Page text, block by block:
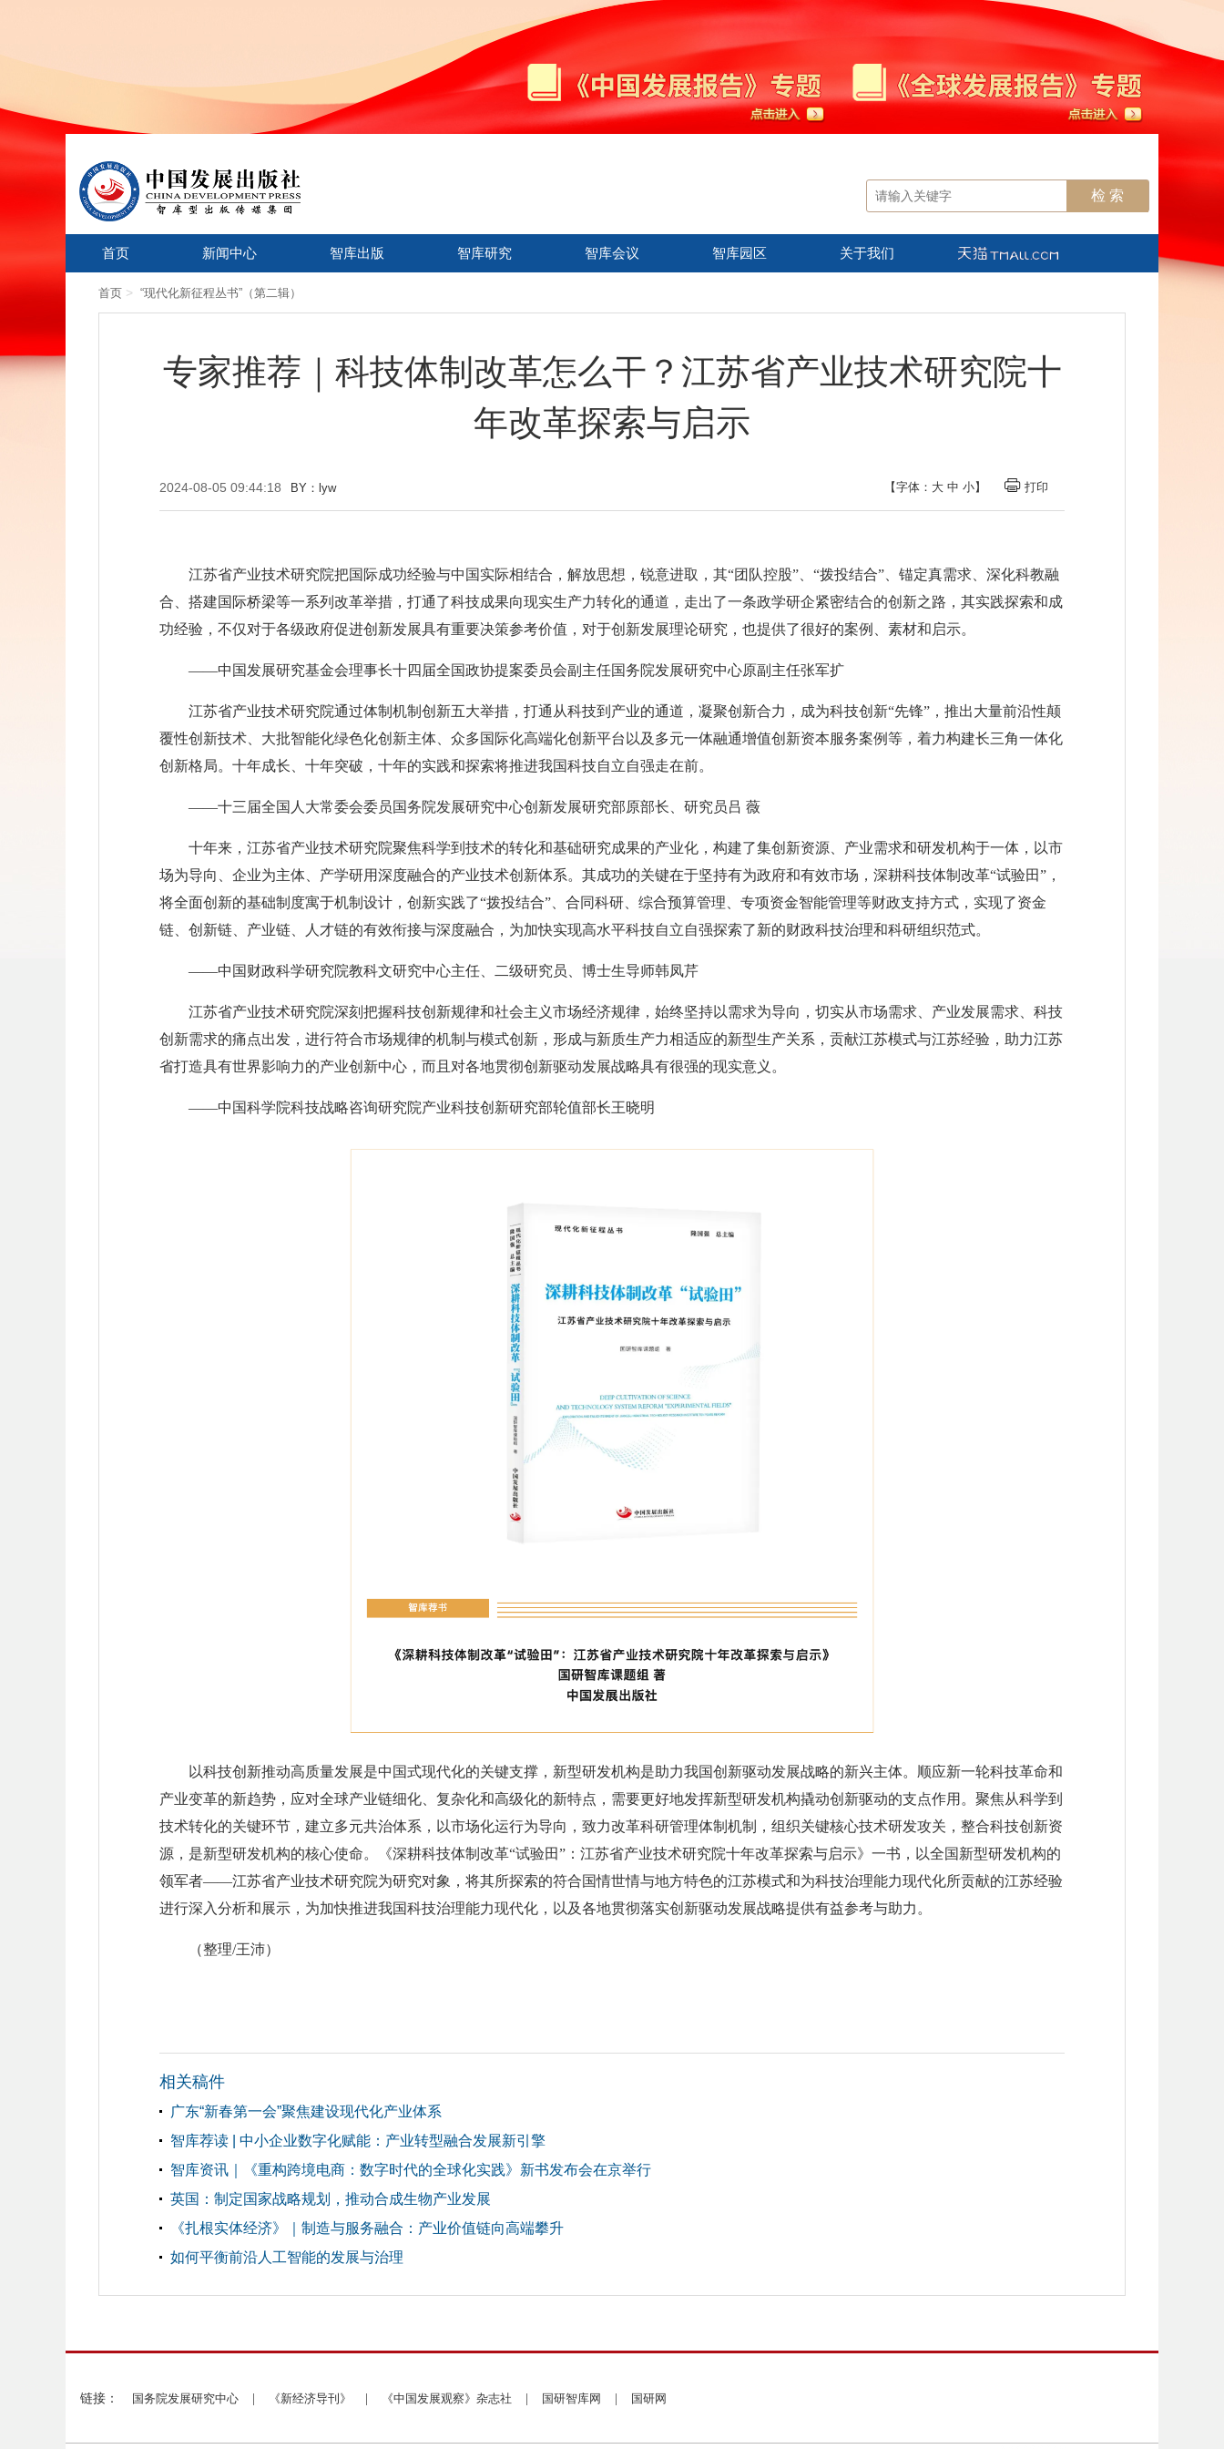
首页 新闻中心 智库出版 智库研究 智库会议 智库园区 关于我们
首页 > “现代化新征程丛书”（第二辑）
专家推荐｜科技体制改革怎么干？江苏省产业技术研究院十
年改革探索与启示
2024-08-05 09:44:18 BY：lyw 【字体： 大 中 小】 打印
江苏省产业技术研究院把国际成功经验与中国实际相结合，解放思想，锐意进取，其“团队控股”、“拨投结合”、锚定真需求、深化科教融
合、搭建国际桥梁等一系列改革举措，打通了科技成果向现实生产力转化的通道，走出了一条政学研企紧密结合的创新之路，其实践探索和成
功经验，不仅对于各级政府促进创新发展具有重要决策参考价值，对于创新发展理论研究，也提供了很好的案例、素材和启示。
——中国发展研究基金会理事长十四届全国政协提案委员会副主任国务院发展研究中心原副主任张军扩
江苏省产业技术研究院通过体制机制创新五大举措，打通从科技到产业的通道，凝聚创新合力，成为科技创新“先锋”，推出大量前沿性颠
覆性创新技术、大批智能化绿色化创新主体、众多国际化高端化创新平台以及多元一体融通增值创新资本服务案例等，着力构建长三角一体化
创新格局。十年成长、十年突破，十年的实践和探索将推进我国科技自立自强走在前。
——十三届全国人大常委会委员国务院发展研究中心创新发展研究部原部长、研究员吕 薇
十年来，江苏省产业技术研究院聚焦科学到技术的转化和基础研究成果的产业化，构建了集创新资源、产业需求和研发机构于一体，以市
场为导向、企业为主体、产学研用深度融合的产业技术创新体系。其成功的关键在于坚持有为政府和有效市场，深耕科技体制改革“试验田”，
将全面创新的基础制度寓于机制设计，创新实践了“拨投结合”、合同科研、综合预算管理、专项资金智能管理等财政支持方式，实现了资金
链、创新链、产业链、人才链的有效衔接与深度融合，为加快实现高水平科技自立自强探索了新的财政科技治理和科研组织范式。
——中国财政科学研究院教科文研究中心主任、二级研究员、博士生导师韩凤芹
江苏省产业技术研究院深刻把握科技创新规律和社会主义市场经济规律，始终坚持以需求为导向，切实从市场需求、产业发展需求、科技
创新需求的痛点出发，进行符合市场规律的机制与模式创新，形成与新质生产力相适应的新型生产关系，贡献江苏模式与江苏经验，助力江苏
省打造具有世界影响力的产业创新中心，而且对各地贯彻创新驱动发展战略具有很强的现实意义。
——中国科学院科技战略咨询研究院产业科技创新研究部轮值部长王晓明
以科技创新推动高质量发展是中国式现代化的关键支撑，新型研发机构是助力我国创新驱动发展战略的新兴主体。顺应新一轮科技革命和
产业变革的新趋势，应对全球产业链细化、复杂化和高级化的新特点，需要更好地发挥新型研发机构撬动创新驱动的支点作用。聚焦从科学到
技术转化的关键环节，建立多元共治体系，以市场化运行为导向，致力改革科研管理体制机制，组织关键核心技术研发攻关，整合科技创新资
源，是新型研发机构的核心使命。《深耕科技体制改革“试验田”：江苏省产业技术研究院十年改革探索与启示》一书，以全国新型研发机构的
领军者——江苏省产业技术研究院为研究对象，将其所探索的符合国情世情与地方特色的江苏模式和为科技治理能力现代化所贡献的江苏经验
进行深入分析和展示，为加快推进我国科技治理能力现代化，以及各地贯彻落实创新驱动发展战略提供有益参考与助力。
（整理/王沛）
相关稿件
广东“新春第一会”聚焦建设现代化产业体系
智库荐读 | 中小企业数字化赋能：产业转型融合发展新引擎
智库资讯｜《重构跨境电商：数字时代的全球化实践》新书发布会在京举行
英国：制定国家战略规划，推动合成生物产业发展
《扎根实体经济》｜制造与服务融合：产业价值链向高端攀升
如何平衡前沿人工智能的发展与治理
链接： 国务院发展研究中心 《新经济导刊》 《中国发展观察》杂志社 国研智库网 国研网